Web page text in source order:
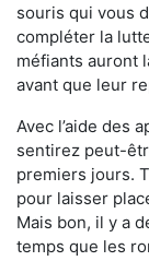
souris qui vous
compléter la
méfiants auront
avant que leur
Avec l’aide des
sentirez peut-
premiers jours.
pour laisser
Mais bon, il y a
temps que les